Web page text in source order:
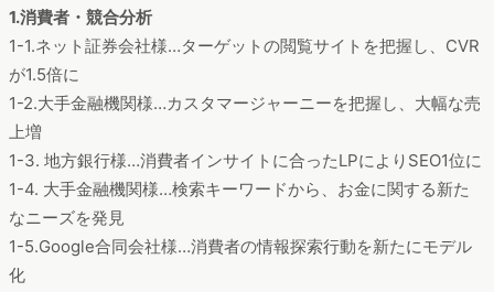
1.消費者・競合分析
1-1.ネット証券会社様…ターゲットの閲覧サイトを把握し、CVR
が1.5倍に
1-2.大手金融機関様…カスタマージャーニーを把握し、大幅な売
上増
1-3. 地方銀行様…消費者インサイトに合ったLPによりSEO1位に
1-4. 大手金融機関様…検索キーワードから、お金に関する新た
なニーズを発見
1-5.Google合同会社様…消費者の情報探索行動を新たにモデル
化